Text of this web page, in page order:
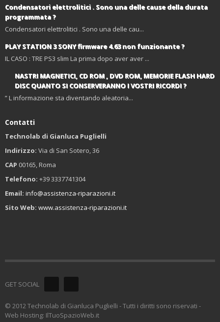
Condensatori elettrolitici . Sono una delle cause della durata
programmata ?
Condensatori elettrolitici . Sono una delle cau...
PLAY STATION 3 SONY firmware 4.63 non funzionante ?
IL CASO : TRE PS3 slim La prima dopo aver aver ...
NASTRI MAGNETICI, CD ROM , DVD ROM, MEMORIE FLASH HARD
DISC QUANTO SI CONSERVERANNO I VOSTRI RICORDI ?
” L informazione sta diventando aleatoria...
Contatti
Technolab di Gianluca Puglielli
Indirizzo: Via di San Sotero, 36
CAP 00165, Roma
Telefono: +39 3337741304
Email: info@assistenza-riparazioni.it
Sito Web: www.assistenza-riparazioni.it
GET SOCIAL
© 2012 Technolab di Gianluca Puglielli - Tutti i diritti sono riservati -
Web Hosting: IlTuoSpazioWeb.it